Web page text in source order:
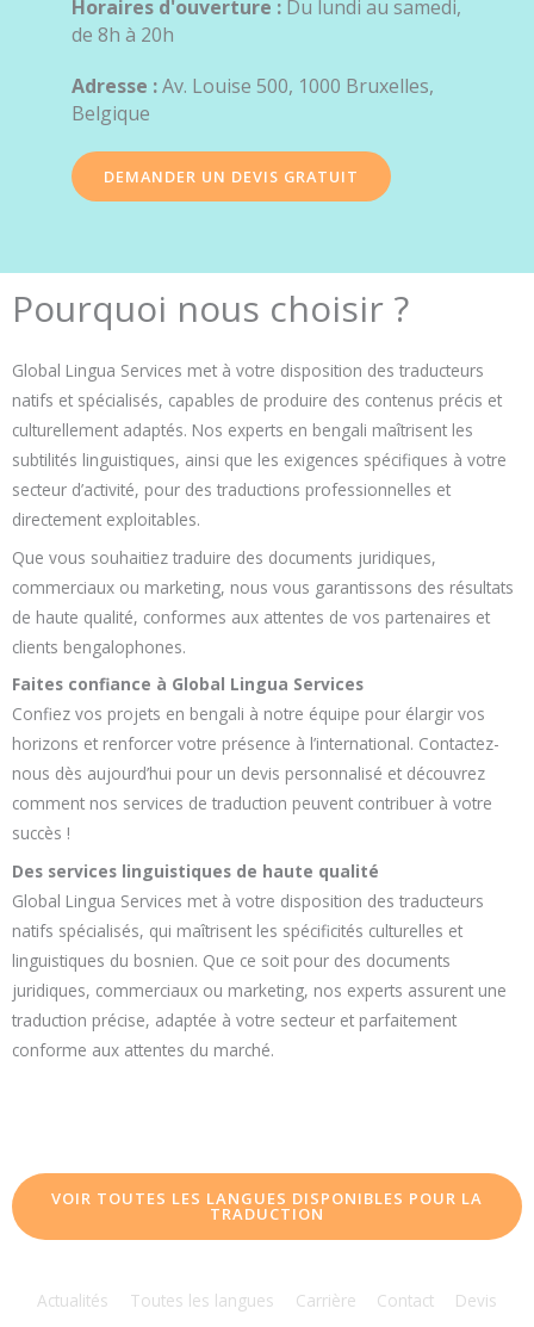
Horaires d'ouverture : Du lundi au samedi,
de 8h à 20h
Adresse :Av. Louise 500, 1000 Bruxelles,
Belgique
DEMANDER UN DEVIS GRATUIT
Pourquoi nous choisir ?
Global Lingua Services met à votre disposition des traducteurs
natifs et spécialisés, capables de produire des contenus précis et
culturellement adaptés. Nos experts en bengali maîtrisent les
subtilités linguistiques, ainsi que les exigences spécifiques à votre
secteur d’activité, pour des traductions professionnelles et
directement exploitables.
Que vous souhaitiez traduire des documents juridiques,
commerciaux ou marketing, nous vous garantissons des résultats
de haute qualité, conformes aux attentes de vos partenaires et
clients bengalophones.
Faites confiance à Global Lingua Services
Confiez vos projets en bengali à notre équipe pour élargir vos
horizons et renforcer votre présence à l’international. Contactez-
nous dès aujourd’hui pour un devis personnalisé et découvrez
comment nos services de traduction peuvent contribuer à votre
succès !
Des services linguistiques de haute qualité
Global Lingua Services met à votre disposition des traducteurs
natifs spécialisés, qui maîtrisent les spécificités culturelles et
linguistiques du bosnien. Que ce soit pour des documents
juridiques, commerciaux ou marketing, nos experts assurent une
traduction précise, adaptée à votre secteur et parfaitement
conforme aux attentes du marché.
VOIR TOUTES LES LANGUES DISPONIBLES POUR LA
TRADUCTION
Actualités Toutes les langues Carrière Contact Devis